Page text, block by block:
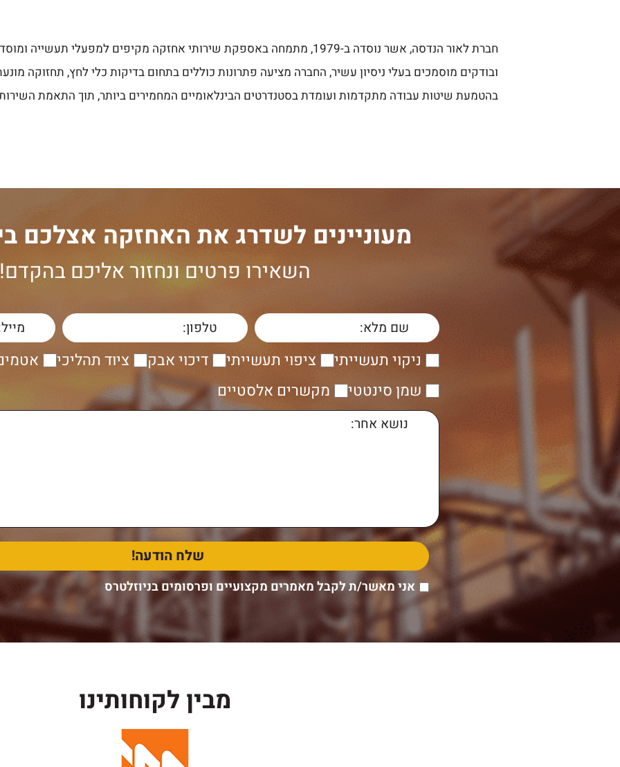
חברת לאור הנדסה
, אשר נוסדה ב-1979, מתמחה באספקת שירותי אחזקה מקיפים למפעלי
ובודקים מוסמכים בעלי ניסיון עשיר, החברה מציעה פתרונות כוללים בתחום בדיקות כלי לחץ, תחזוקה
בהטמעת שיטות עבודה מתקדמות ועומדת בסטנדרטים הבינלאומיים המחמירים ביותר, תוך התאמת
מעוניינים לשדרג את האחזקה אצלכם
השאירו פרטים ונחזור אליכם בהקדם!
ניקוי תעשייתי ציפוי תעשייתי דיכוי אבק ציוד תהליכי
שמן סינטטי
מקשרים אלסטיים
אני מאשר/ת לקבל מאמרים מקצועיים ופרסומים בניוזלטרס
מבין לקוחותינו